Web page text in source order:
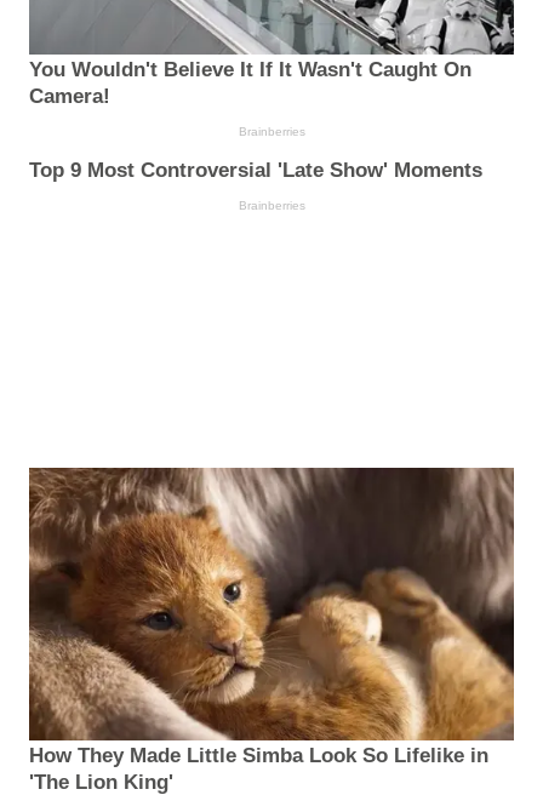
You Wouldn't Believe It If It Wasn't Caught On
Camera!
Brainberries
Top 9 Most Controversial 'Late Show' Moments
Brainberries
How They Made Little Simba Look So Lifelike in
'The Lion King'